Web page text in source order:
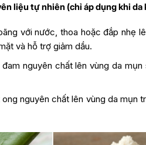
liệu tự nhiên (chỉ áp dụng khi
với nước, thoa hoặc đắp nhẹ
và hỗ trợ giảm dầu.
nguyên chất lên vùng da mụn
nguyên chất lên vùng da mụn